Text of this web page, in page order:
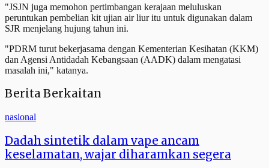
"JSJN juga memohon pertimbangan kerajaan meluluskan
peruntukan pembelian kit ujian air liur itu untuk digunakan dalam
SJR menjelang hujung tahun ini.
"PDRM turut bekerjasama dengan Kementerian Kesihatan (KKM)
dan Agensi Antidadah Kebangsaan (AADK) dalam mengatasi
masalah ini," katanya.
Berita Berkaitan
nasional
Dadah sintetik dalam vape ancam
keselamatan, wajar diharamkan segera